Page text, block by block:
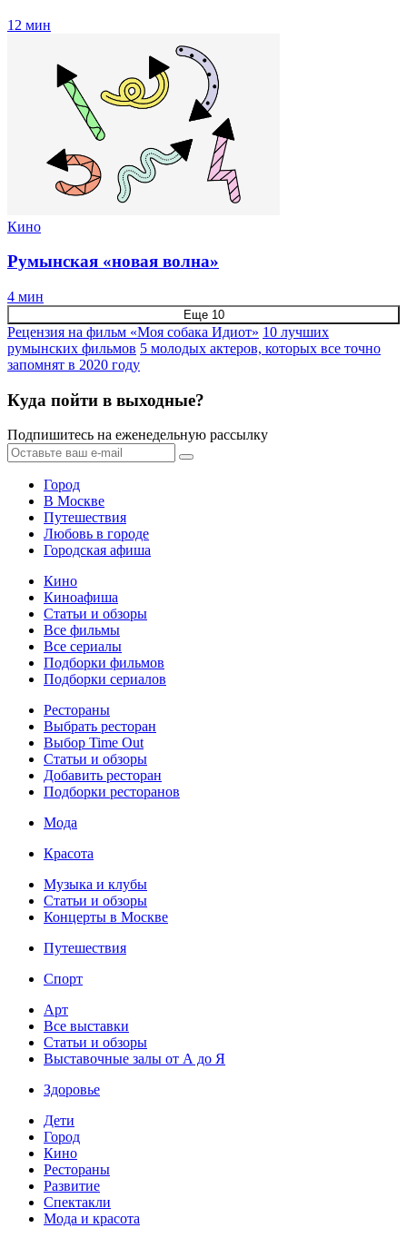
12 мин
Кино
Румынская «новая волна»
4 мин
Еще 10
Рецензия на фильм «Моя собака Идиот» 10 лучших
румынских фильмов 5 молодых актеров, которых все точно
запомнят в 2020 году
Куда пойти в выходные?
Подпишитесь на еженедельную рассылку
Город
В Москве
Путешествия
Любовь в городе
Городская афиша
Кино
Киноафиша
Статьи и обзоры
Все фильмы
Все сериалы
Подборки фильмов
Подборки сериалов
Рестораны
Выбрать ресторан
Выбор Time Out
Статьи и обзоры
Добавить ресторан
Подборки ресторанов
Мода
Красота
Музыка и клубы
Статьи и обзоры
Концерты в Москве
Путешествия
Спорт
Арт
Все выставки
Статьи и обзоры
Выставочные залы от А до Я
Здоровье
Дети
Город
Кино
Рестораны
Развитие
Спектакли
Мода и красота